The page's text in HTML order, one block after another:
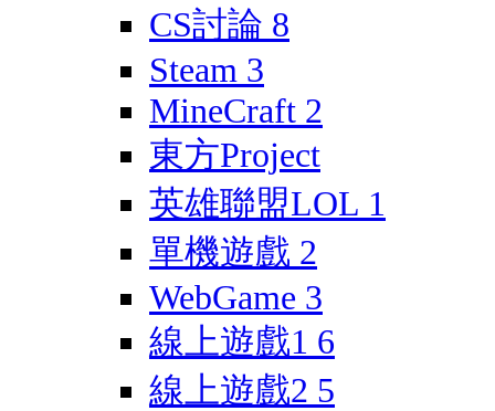
CS討論 8
Steam 3
MineCraft 2
東方Project
英雄聯盟LOL 1
單機遊戲 2
WebGame 3
線上遊戲1 6
線上遊戲2 5